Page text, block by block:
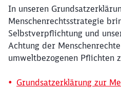
In unseren
Menschenrechtsstrategie
Selbstverpflichtung und
Achtung der
umweltbezogenen Pflichten
Grundsatzerklärung zur